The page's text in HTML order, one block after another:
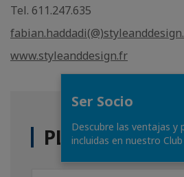
Tel. 611.247.635
www.styleanddesign.fr
PLUS
Ser Socio
Descubre las ventajas y
incluidas en nuestro